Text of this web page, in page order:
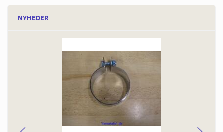
NYHEDER